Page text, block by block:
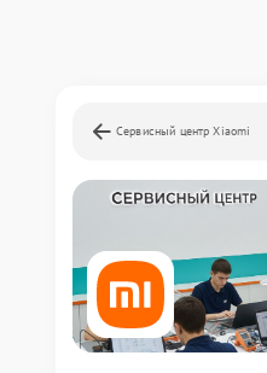
Сервисный центр Xiaomi